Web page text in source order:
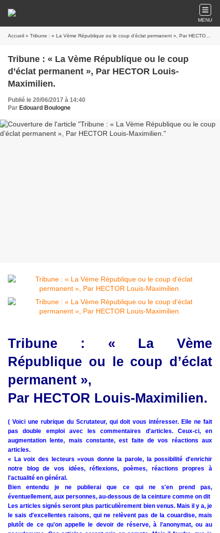
MENU
Accueil » Tribune : « La Vème République ou le coup d’éclat permanent », Par HECTOR Louis-Maximilien.
Tribune : « La Vème République ou le coup
d’éclat permanent », Par HECTOR Louis-
Maximilien.
Publié le 20/06/2017 à 14:40
Par Edouard Boulogne
Tribune : « La Vème
République ou le coup d’éclat
permanent »,
Par HECTOR Louis-Maximilien.
( Voici une rubrique du Scrutateur, qui doit vous intéresser. Elle ne fait
pas double emploi avec les commentaires d'articles. Ceux-ci, en
augmentation lente, mais constante, est faite de vos réactions aux
articles.
« La voix des lecteurs »vous donne la parole, la possibilité d'enrichir
notre blog de vos idées, réflexions, poèmes, réactions propres à
l'actualité en général.
Bien entendu je ne publierai que ce qui ne s'en prend pas,
éventuellement, aux personnes, au-dessous de la ceinture comme on dit
Les articles signés seront plus particulièrement bien venus. Mais il y a, je
le sais d'excellentes raisons, qui ne relèvent pas de la couardise, mais
plutôt de ce qu'on appelle le devoir de réserve, à l'anonymat, ou au